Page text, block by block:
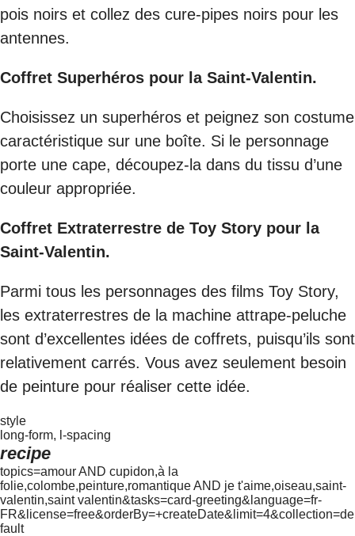
pois noirs et collez des cure-pipes noirs pour les
antennes.
Coffret Superhéros pour la Saint-Valentin.
Choisissez un superhéros et peignez son costume
caractéristique sur une boîte. Si le personnage
porte une cape, découpez-la dans du tissu d’une
couleur appropriée.
Coffret Extraterrestre de Toy Story pour la
Saint-Valentin.
Parmi tous les personnages des films Toy Story,
les extraterrestres de la machine attrape-peluche
sont d’excellentes idées de coffrets, puisqu’ils sont
relativement carrés. Vous avez seulement besoin
de peinture pour réaliser cette idée.
style
long-form, l-spacing
recipe
topics=amour AND cupidon,à la
folie,colombe,peinture,romantique AND je t'aime,oiseau,saint-
valentin,saint valentin&tasks=card-greeting&language=fr-
FR&license=free&orderBy=+createDate&limit=4&collection=de
fault